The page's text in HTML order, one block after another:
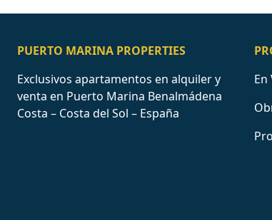
PUERTO MARINA PROPERTIES
Exclusivos apartamentos en alquiler y
venta en Puerto Marina Benalmádena
Costa – Costa del Sol – España
En